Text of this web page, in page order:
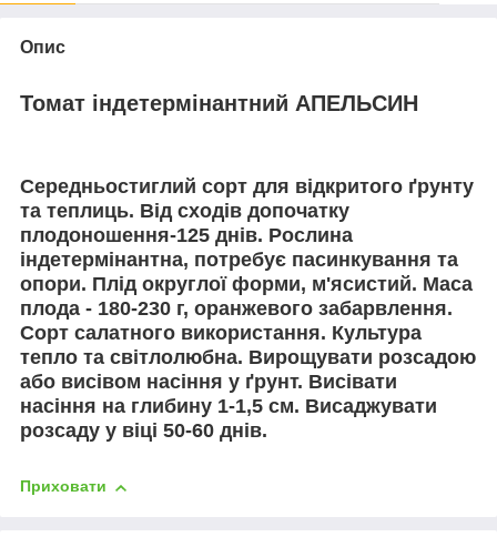
Опис
Томат індетермінантний АПЕЛЬСИН
Середньостиглий сорт для відкритого ґрунту
та теплиць. Від сходів допочатку
плодоношення-125 днів. Рослина
індетермінантна, потребує пасинкування та
опори. Плід округлої форми, м'ясистий. Маса
плода - 180-230 г, оранжевого забарвлення.
Сорт салатного використання. Культура
тепло та світлолюбна. Вирощувати розсадою
або висівом насіння у ґрунт. Висівати
насіння на глибину 1-1,5 см. Висаджувати
розсаду у віці 50-60 днів.
Приховати